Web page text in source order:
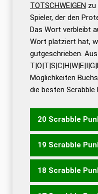
TOTSCHWEIGEN zu
Spieler, der den
Das Wort verbleibt
Wort platziert hat,
gutgeschrieben.
Möglichkeiten
die besten Scrabble
20 Scrabble
TOTSCHWIEGEN
19 Scrabble
TOTSCHWIEGE
18 Scrabble